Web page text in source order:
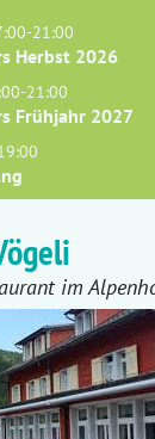
21:00
Herbst 2026
21:00
Frühjahr 2027
im